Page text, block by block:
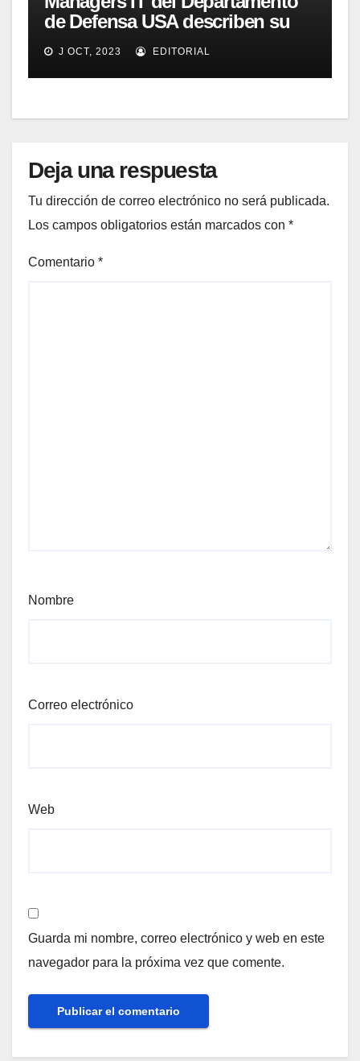
de Defensa USA describen su
implementación SOA
J OCT, 2023 EDITORIAL
Deja una respuesta
Tu dirección de correo electrónico no será publicada.
Los campos obligatorios están marcados con *
Comentario *
Nombre
Correo electrónico
Web
Guarda mi nombre, correo electrónico y web en este
navegador para la próxima vez que comente.